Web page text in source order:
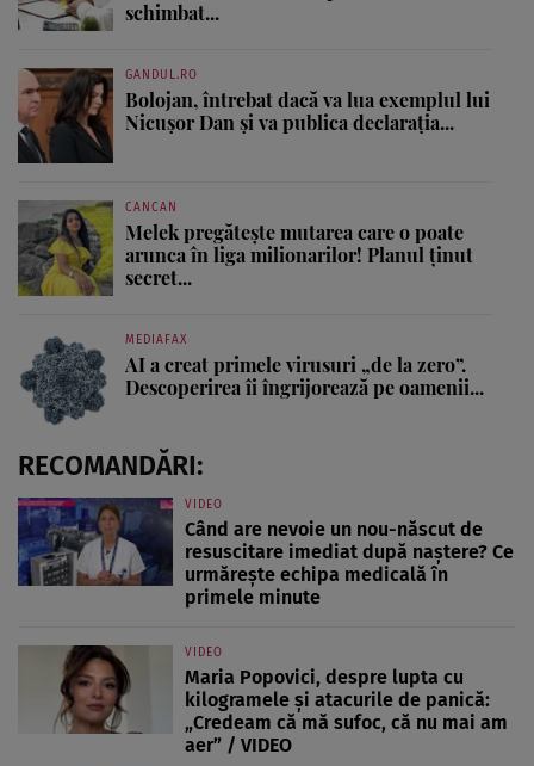
schimbat...
GANDUL.RO
Bolojan, întrebat dacă va lua exemplul lui
Nicușor Dan și va publica declarația...
CANCAN
Melek pregătește mutarea care o poate
arunca în liga milionarilor! Planul ținut
secret...
MEDIAFAX
AI a creat primele virusuri „de la zero”.
Descoperirea îi îngrijorează pe oamenii...
RECOMANDĂRI:
VIDEO
Când are nevoie un nou-născut de
resuscitare imediat după naștere? Ce
urmărește echipa medicală în
primele minute
VIDEO
Maria Popovici, despre lupta cu
kilogramele și atacurile de panică:
„Credeam că mă sufoc, că nu mai am
aer” / VIDEO